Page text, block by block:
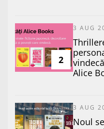
2
3 AUG
Alice
3 AUG
​Noul